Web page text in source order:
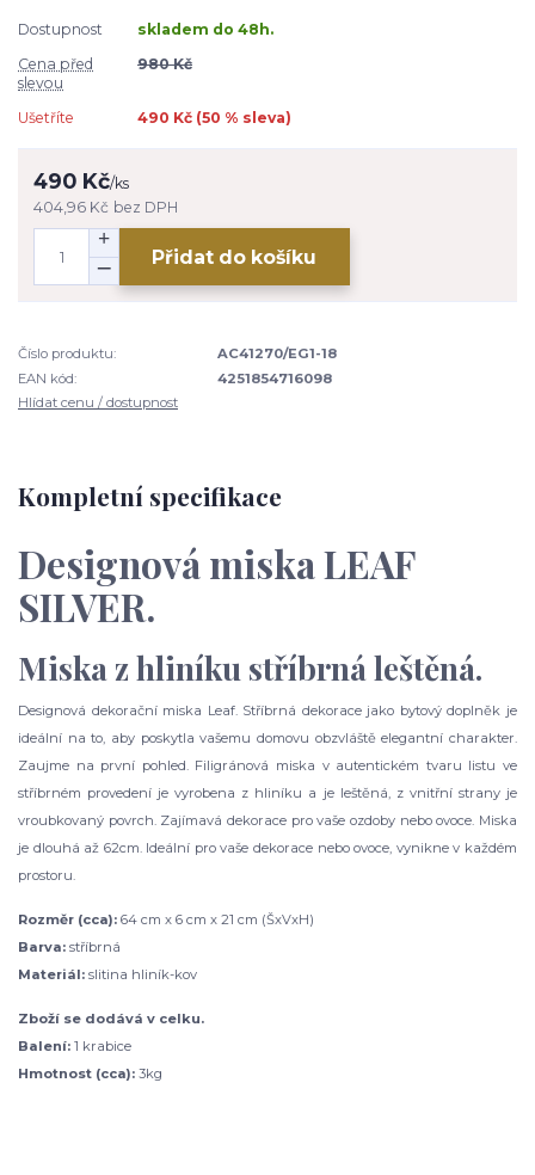
Dostupnost
skladem do 48h.
Cena před
slevou
980 Kč
Ušetříte 490 Kč (50 % sleva)
490 Kč/ks
404,96 Kč bez DPH
Přidat do košíku
Číslo produktu:
AC41270/EG1-18
EAN kód:
4251854716098
Hlídat cenu / dostupnost
Kompletní specifikace
Designová miska LEAF
SILVER.
Miska z hliníku stříbrná leštěná.
Designová dekorační miska Leaf. Stříbrná dekorace jako bytový doplněk je
ideální na to, aby poskytla vašemu domovu obzvláště elegantní charakter.
Zaujme na první pohled. Filigránová miska v autentickém tvaru listu ve
stříbrném provedení je vyrobena z hliníku a je leštěná, z vnitřní strany je
vroubkovaný povrch. Zajímavá dekorace pro vaše ozdoby nebo ovoce. Miska
je dlouhá až 62cm. Ideální pro vaše dekorace nebo ovoce, vynikne v každém
prostoru.
Rozměr (cca): 64 cm x 6 cm x 21 cm (ŠxVxH)
Barva: stříbrná
Materiál: slitina hliník-kov
Zboží se dodává v celku.
Balení: 1 krabice
Hmotnost (cca): 3kg